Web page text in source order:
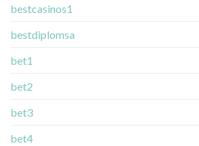
bestcasinos1
bestdiplomsa
bet1
bet2
bet3
bet4